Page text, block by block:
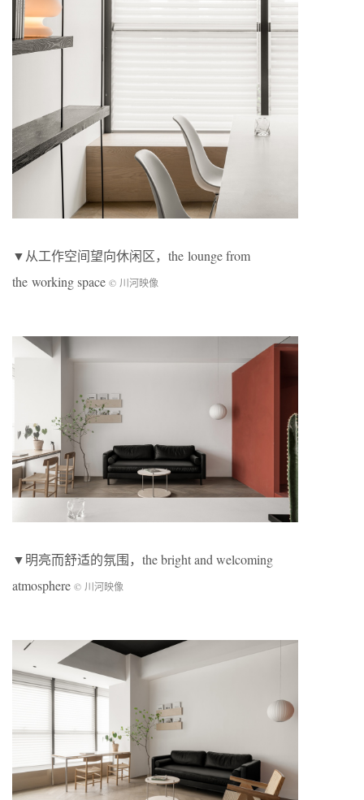
▼从工作空间望向休闲区，the lounge from
the working space © 川河映像
▼明亮而舒适的氛围，the bright and welcoming
atmosphere © 川河映像